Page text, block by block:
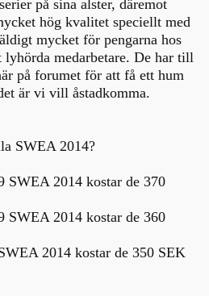
på sina alster, däremot
hög kvalitet speciellt med
mycket för pengarna hos
lyhörda medarbetare. De har till
på forumet för att få ett hum
är vi vill åstadkomma.
SWEA 2014?
SWEA 2014 kostar de 370
SWEA 2014 kostar de 360
2014 kostar de 350 SEK